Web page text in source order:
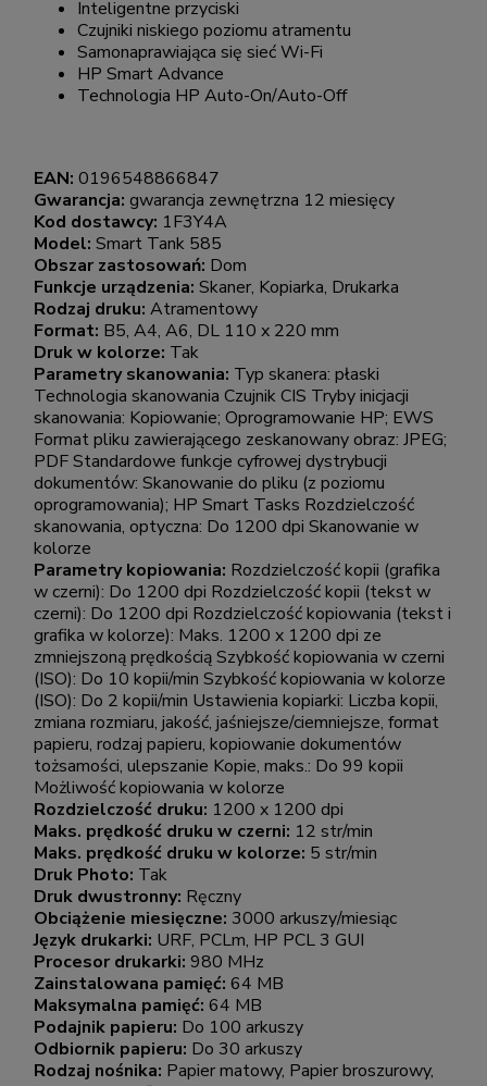
Inteligentne przyciski
Czujniki niskiego poziomu atramentu
Samonaprawiająca się sieć Wi-Fi
HP Smart Advance
Technologia HP Auto-On/Auto-Off
EAN: 0196548866847
Gwarancja: gwarancja zewnętrzna 12 miesięcy
Kod dostawcy: 1F3Y4A
Model: Smart Tank 585
Obszar zastosowań: Dom
Funkcje urządzenia: Skaner, Kopiarka, Drukarka
Rodzaj druku: Atramentowy
Format: B5, A4, A6, DL 110 x 220 mm
Druk w kolorze: Tak
Parametry skanowania: Typ skanera: płaski
Technologia skanowania Czujnik CIS Tryby inicjacji
skanowania: Kopiowanie; Oprogramowanie HP; EWS
Format pliku zawierającego zeskanowany obraz: JPEG;
PDF Standardowe funkcje cyfrowej dystrybucji
dokumentów: Skanowanie do pliku (z poziomu
oprogramowania); HP Smart Tasks Rozdzielczość
skanowania, optyczna: Do 1200 dpi Skanowanie w
kolorze
Parametry kopiowania: Rozdzielczość kopii (grafika
w czerni): Do 1200 dpi Rozdzielczość kopii (tekst w
czerni): Do 1200 dpi Rozdzielczość kopiowania (tekst i
grafika w kolorze): Maks. 1200 x 1200 dpi ze
zmniejszoną prędkością Szybkość kopiowania w czerni
(ISO): Do 10 kopii/min Szybkość kopiowania w kolorze
(ISO): Do 2 kopii/min Ustawienia kopiarki: Liczba kopii,
zmiana rozmiaru, jakość, jaśniejsze/ciemniejsze, format
papieru, rodzaj papieru, kopiowanie dokumentów
tożsamości, ulepszanie Kopie, maks.: Do 99 kopii
Możliwość kopiowania w kolorze
Rozdzielczość druku: 1200 x 1200 dpi
Maks. prędkość druku w czerni: 12 str/min
Maks. prędkość druku w kolorze: 5 str/min
Druk Photo: Tak
Druk dwustronny: Ręczny
Obciążenie miesięczne: 3000 arkuszy/miesiąc
Język drukarki: URF, PCLm, HP PCL 3 GUI
Procesor drukarki: 980 MHz
Zainstalowana pamięć: 64 MB
Maksymalna pamięć: 64 MB
Podajnik papieru: Do 100 arkuszy
Odbiornik papieru: Do 30 arkuszy
Rodzaj nośnika: Papier matowy, Papier broszurowy,